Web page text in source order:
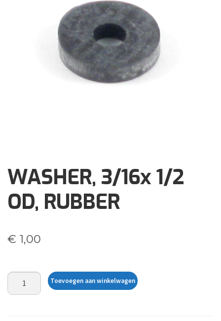
Klantenservice
WASHER, 3/16x 1/2
OD, RUBBER
€ 1,00
WASHER,
3/16x
Toevoegen aan winkelwagen